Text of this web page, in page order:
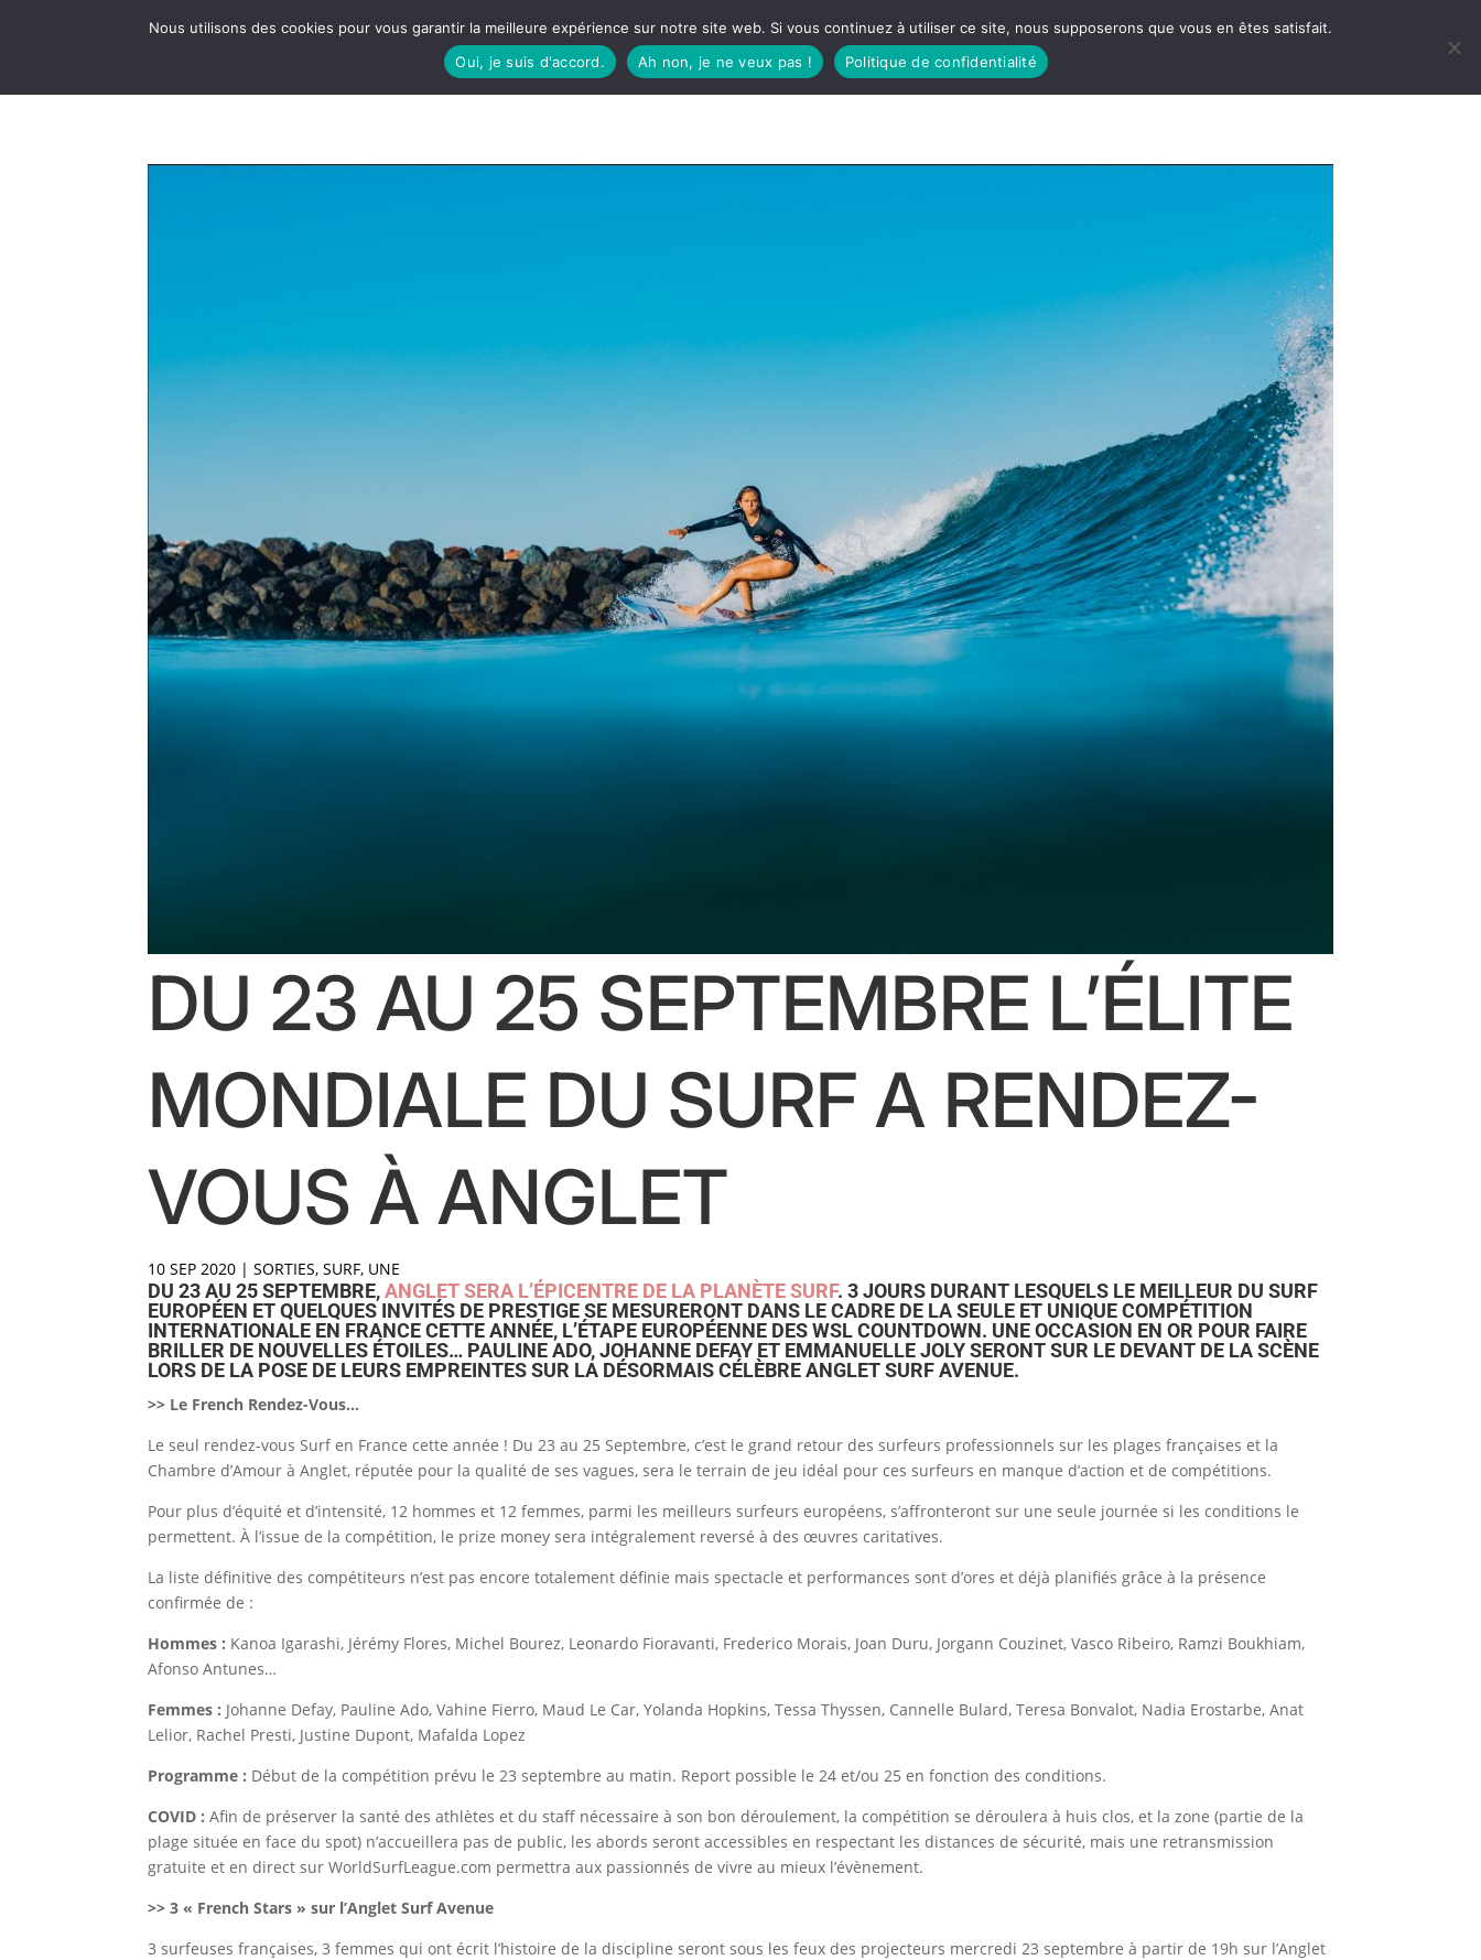
LE STUDIO FÊTES BASQUES À MANGER CÔTÉ SORTIES GREEN LIFE
DU 23 AU 25 SEPTEMBRE L’ÉLITE
MONDIALE DU SURF A RENDEZ-
VOUS À ANGLET
10 SEP 2020 |SORTIES,SURF, UNE
DU 23 AU 25 SEPTEMBRE,ANGLET SERA L’ÉPICENTRE DE LA PLANÈTE SURF. 3 JOURS DURANT LESQUELS LE MEILLEUR DU SURF
EUROPÉEN ET QUELQUES INVITÉS DE PRESTIGE SE MESURERONT DANS LE CADRE DE LA SEULE ET UNIQUE COMPÉTITION
INTERNATIONALE EN FRANCE CETTE ANNÉE, L’ÉTAPE EUROPÉENNE DES WSL COUNTDOWN. UNE OCCASION EN OR POUR FAIRE
BRILLER DE NOUVELLES ÉTOILES… PAULINE ADO, JOHANNE DEFAY ET EMMANUELLE JOLY SERONT SUR LE DEVANT DE LA SCÈNE
LORS DE LA POSE DE LEURS EMPREINTES SUR LA DÉSORMAIS CÉLÈBRE ANGLET SURF AVENUE.
>> Le French Rendez-Vous…
Le seul rendez-vous Surf en France cette année ! Du 23 au 25 Septembre, c’est le grand retour des surfeurs professionnels sur les plages françaises et la
Chambre d’Amour à Anglet, réputée pour la qualité de ses vagues, sera le terrain de jeu idéal pour ces surfeurs en manque d’action et de compétitions.
Pour plus d’équité et d’intensité, 12 hommes et 12 femmes, parmi les meilleurs surfeurs européens, s’affronteront sur une seule journée si les conditions le
permettent. À l’issue de la compétition, le prize money sera intégralement reversé à des œuvres caritatives.
La liste définitive des compétiteurs n’est pas encore totalement définie mais spectacle et performances sont d’ores et déjà planifiés grâce à la présence
confirmée de :
Hommes : Kanoa Igarashi, Jérémy Flores, Michel Bourez, Leonardo Fioravanti, Frederico Morais, Joan Duru, Jorgann Couzinet, Vasco Ribeiro, Ramzi Boukhiam,
Afonso Antunes…
Femmes : Johanne Defay, Pauline Ado, Vahine Fierro, Maud Le Car, Yolanda Hopkins, Tessa Thyssen, Cannelle Bulard, Teresa Bonvalot, Nadia Erostarbe, Anat
Lelior, Rachel Presti, Justine Dupont, Mafalda Lopez
Programme : Début de la compétition prévu le 23 septembre au matin. Report possible le 24 et/ou 25 en fonction des conditions.
COVID : Afin de préserver la santé des athlètes et du staff nécessaire à son bon déroulement, la compétition se déroulera à huis clos, et la zone (partie de la
plage située en face du spot) n’accueillera pas de public, les abords seront accessibles en respectant les distances de sécurité, mais une retransmission
gratuite et en direct sur WorldSurfLeague.com permettra aux passionnés de vivre au mieux l’évènement.
>> 3 « French Stars » sur l’Anglet Surf Avenue
3 surfeuses françaises, 3 femmes qui ont écrit l’histoire de la discipline seront sous les feux des projecteurs mercredi 23 septembre à partir de 19h sur l’Anglet
Nous utilisons des cookies pour vous garantir la meilleure expérience sur notre site web. Si vous continuez à utiliser ce site, nous supposerons que vous en êtes satisfait.
Oui, je suis d'accord.
Ah non, je ne veux pas ! Politique de confidentialité